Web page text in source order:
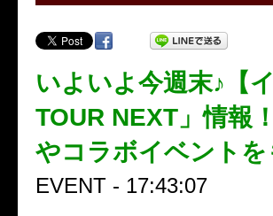
いよいよ今週末♪【
TOUR NEXT」情報
やコラボイベント
EVENT - 17:43:07